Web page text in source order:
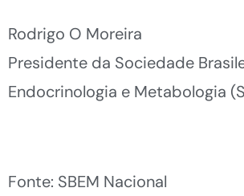
Rodrigo O Moreira
Presidente da Sociedade
Endocrinologia e Metabologia
Fonte: SBEM Nacional